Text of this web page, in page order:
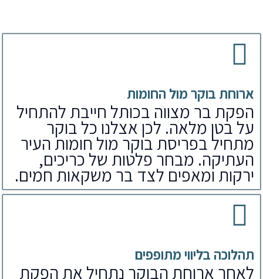
ארוחת בוקר מול החומות
הפקת בר מצווה בכותל חייבת להתחיל
על בטן מלאה. לכן אצלנו כל בוקר
מתחיל בפריסת בוקר מול חומות העיר
העתיקה. מבחר פלטות של כריכים,
ירקות ומאפים לצד בר משקאות חמים.
תהלוכה בליווי מתופפים
לאחר ארוחת הבוקר נתחיל את הפקת